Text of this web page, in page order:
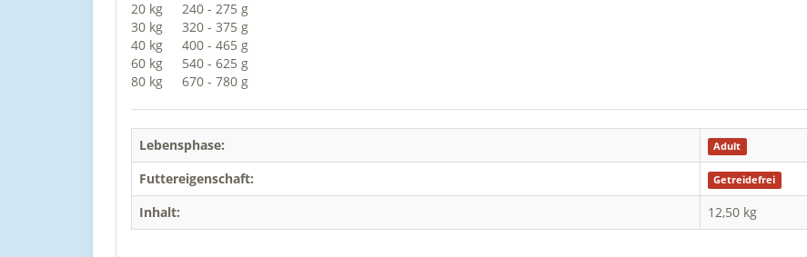
20 kg
240 - 275 g
30 kg
320 - 375 g
40 kg
400 - 465 g
60 kg
540 - 625 g
80 kg
670 - 780 g
Lebensphase: Adult
Futtereigenschaft: Getreidefrei
Inhalt: 12,50 kg